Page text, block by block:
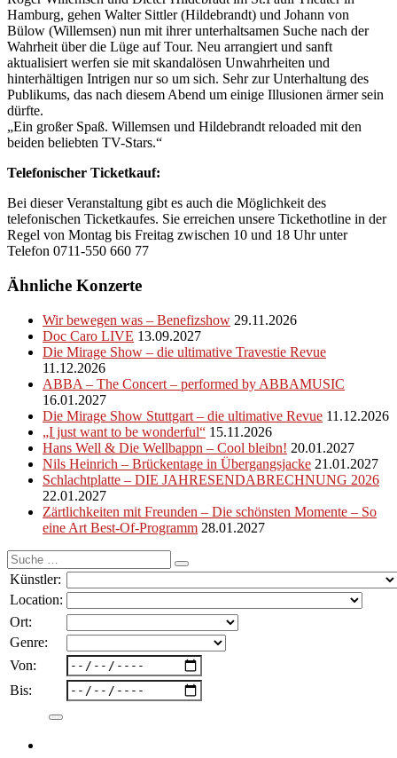
Hamburg, gehen Walter Sittler (Hildebrandt) und Johann von
Bülow (Willemsen) nun mit ihrer unterhaltsamen Suche nach der
Wahrheit über die Lüge auf Tour. Neu arrangiert und sanft
aktualisiert werfen sie mit skandalösen Unwahrheiten und
hinterhältigen Intrigen nur so um sich. Sehr zur Unterhaltung des
Publikums, das nach diesem Abend um einige Illusionen ärmer sein
dürfte.
„Ein großer Spaß. Willemsen und Hildebrandt reloaded mit den
beiden beliebten TV-Stars.“
Telefonischer Ticketkauf:
Bei dieser Veranstaltung gibt es auch die Möglichkeit des
telefonischen Ticketkaufes. Sie erreichen unsere Tickethotline in der
Regel von Montag bis Freitag zwischen 10 und 18 Uhr unter
Telefon 0711-550 660 77
Ähnliche Konzerte
Wir bewegen was – Benefizshow 29.11.2026
Doc Caro LIVE 13.09.2027
Die Mirage Show – die ultimative Travestie Revue
11.12.2026
ABBA – The Concert – performed by ABBAMUSIC
16.01.2027
Die Mirage Show Stuttgart – die ultimative Revue 11.12.2026
„I just want to be wonderful“ 15.11.2026
Hans Well & Die Wellbappn – Cool bleibn! 20.01.2027
Nils Heinrich – Brückentage in Übergangsjacke 21.01.2027
Schlachtplatte – DIE JAHRESENDABRECHNUNG 2026
22.01.2027
Zärtlichkeiten mit Freunden – Die schönsten Momente – So
eine Art Best-Of-Programm 28.01.2027
Suche
nach:
Künstler:
Location:
Ort:
Genre:
Von:
Bis: